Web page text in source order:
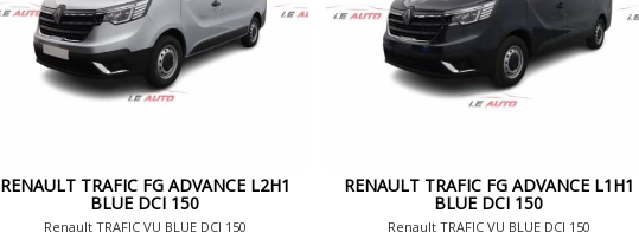
RENAULT TRAFIC FG ADVANCE L2H1
BLUE DCI 150
Renault TRAFIC VU BLUE DCI 150
RENAULT TRAFIC FG ADVANCE L1H1
BLUE DCI 150
Renault TRAFIC VU BLUE DCI 150